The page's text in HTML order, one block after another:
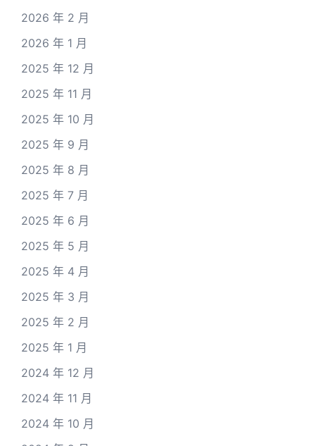
2026 年 2 月
2026 年 1 月
2025 年 12 月
2025 年 11 月
2025 年 10 月
2025 年 9 月
2025 年 8 月
2025 年 7 月
2025 年 6 月
2025 年 5 月
2025 年 4 月
2025 年 3 月
2025 年 2 月
2025 年 1 月
2024 年 12 月
2024 年 11 月
2024 年 10 月